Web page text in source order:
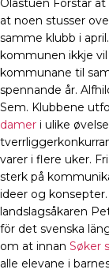
Olastuen Forstår
at noen stusser
samme klubb i
kommunen ikkje
kommunane til
spennande år.
Sem. Klubbene
damer i ulike
varer i flere uker.
sterk på
ideer og
landslagsåkaren
för det svenska
om at innan Søker
alle elevane i